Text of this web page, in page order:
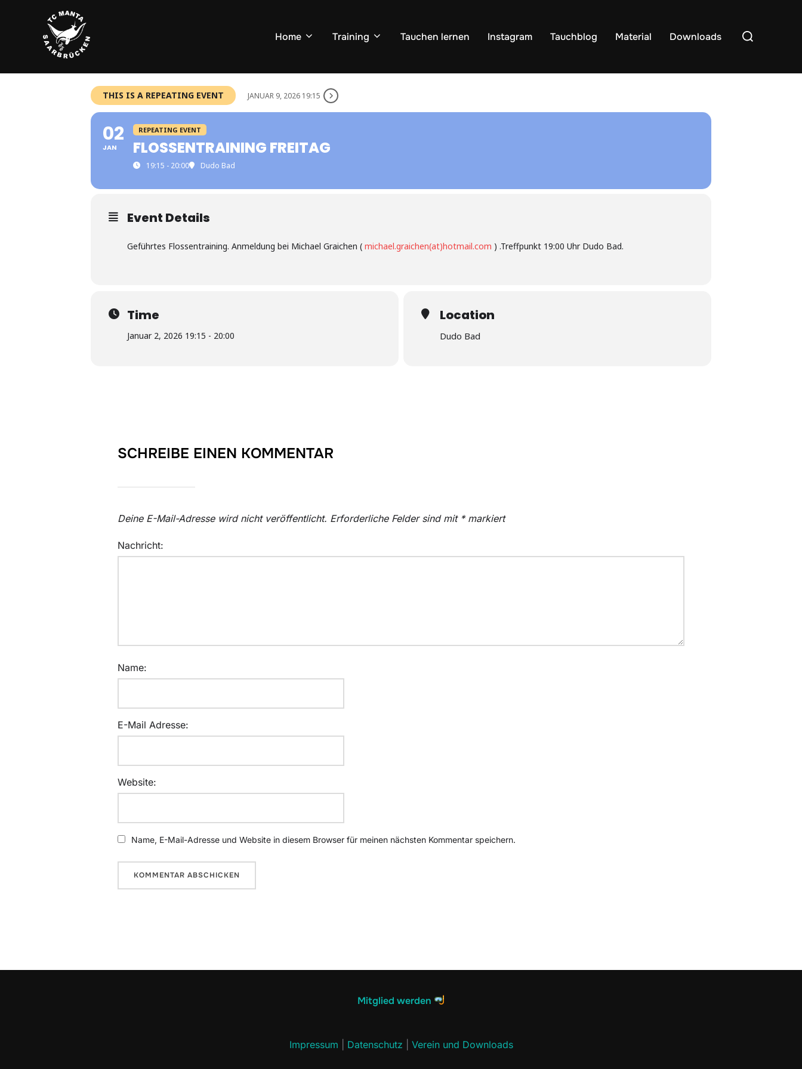
Home Training Tauchen lernen Instagram Tauchblog Material Downloads
Suchen
nach:
THIS IS A REPEATING EVENT JANUAR 9, 2026 19:15
02
JAN
REPEATING EVENT
FLOSSENTRAINING FREITAG
19:15 - 20:00 Dudo Bad
Event Details
Geführtes Flossentraining. Anmeldung bei Michael Graichen ( michael.graichen(at)hotmail.com ) .Treffpunkt 19:00 Uhr Dudo Bad.
Time
Januar 2, 2026 19:15 - 20:00
Location
Dudo Bad
SCHREIBE EINEN KOMMENTAR
Deine E-Mail-Adresse wird nicht veröffentlicht. Erforderliche Felder sind mit *markiert
Nachricht:
Name:
E-Mail Adresse:
Website:
Name, E-Mail-Adresse und Website in diesem Browser für meinen nächsten Kommentar speichern.
Mitglied werden
Impressum Datenschutz Verein und Downloads